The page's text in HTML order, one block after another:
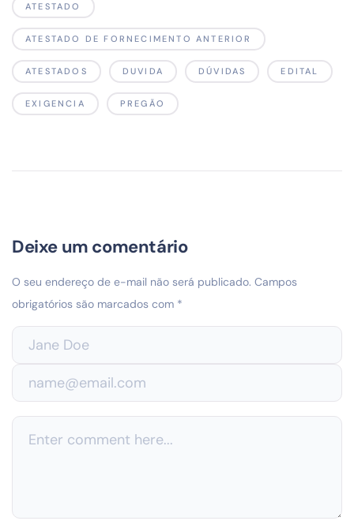
ATESTADO
ATESTADO DE FORNECIMENTO ANTERIOR
ATESTADOS DUVIDA DÚVIDAS EDITAL
EXIGENCIA PREGÃO
Deixe um comentário
O seu endereço de e-mail não será publicado. Campos
obrigatórios são marcados com *